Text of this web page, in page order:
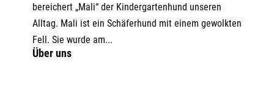
bereichert „Mali“ der Kindergartenhund unseren
Alltag. Mali ist ein Schäferhund mit einem gewolkten
Fell. Sie wurde am...
Über uns